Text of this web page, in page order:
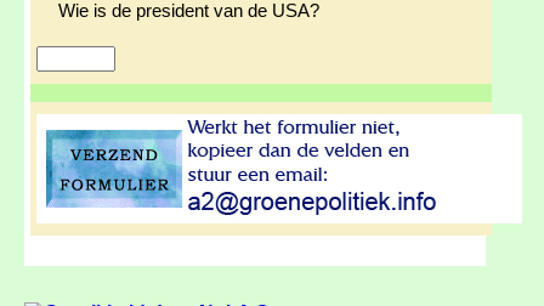
Wie is de president van de USA?